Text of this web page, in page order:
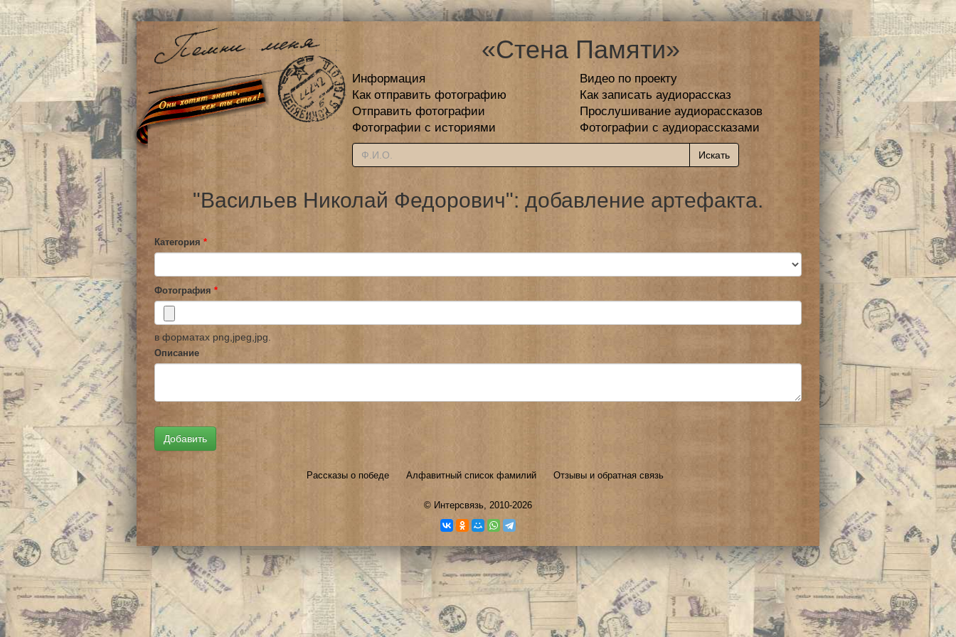
«Стена Памяти»
Информация
Видео по проекту
Как отправить фотографию
Как записать аудиорассказ
Отправить фотографии
Прослушивание аудиорассказов
Фотографии с историями
Фотографии с аудиорассказами
"Васильев Николай Федорович": добавление артефакта.
Категория *
Фотография *
в форматах png,jpeg,jpg.
Описание
Рассказы о победе Алфавитный список фамилий Отзывы и обратная связь
© Интерсвязь , 2010-2026